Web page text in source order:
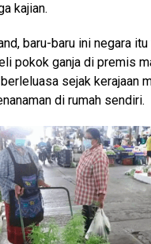
kajian.
baru-baru ini negara
pokok ganja di premis
sejak kerajaan
di rumah sendiri.